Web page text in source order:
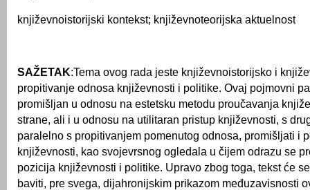
književnoistorijski kontekst; književnoteorijska aktuelnost
SAŽETAK:Tema ovog rada jeste književnoistorijsko i
propitivanje odnosa književnosti i politike. Ovaj pojmovni
promišljan u odnosu na estetsku metodu proučavanja
strane, ali i u odnosu na utilitaran pristup književnosti, s
paralelno s propitivanjem pomenutog odnosa, promišljati i
književnosti, kao svojevrsnog ogledala u čijem odrazu se
pozicija književnosti i politike. Upravo zbog toga, tekst će
baviti, pre svega, dijahronijskim prikazom međuzavisnosti